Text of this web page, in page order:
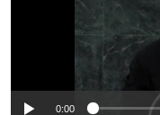
No media
0:00